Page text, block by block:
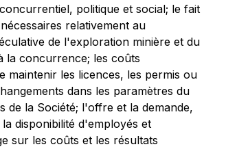
politique et social; le fait
relativement au
de l'exploration minière et du
la concurrence; les coûts
maintenir les licences, les permis ou
dans les paramètres du
de la Société; l'offre et la demande,
disponibilité d'employés et
sur les coûts et les résultats